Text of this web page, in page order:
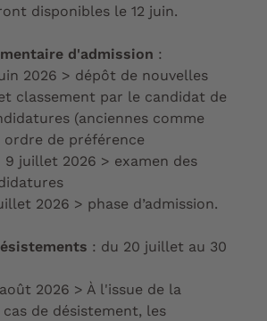
disponibles le 12 juin.
d'admission :
2026 > dépôt de nouvelles
classement par le candidat de
(anciennes comme
ordre de préférence
9 juillet 2026 > examen des
2026 > phase d’admission.
: du 20 juillet au 30
2026 > À l'issue de la
de désistement, les